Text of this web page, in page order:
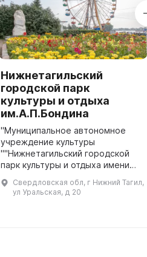
Нижнетагильский
городской парк
культуры и отдыха
им.А.П.Бондина
"Муниципальное автономное
учреждение культуры
""Нижнетагильский городской
парк культуры и отдыха имени
Парк расположен в центральном
районе города на берегу
Свердловская обл, г Нижний Тагил,
ул Уральская, д 20